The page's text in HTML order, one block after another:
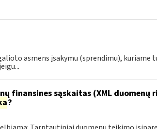
asmens įsakymu (sprendimu), kuriame
finansines sąskaitas (XML duomenų
?